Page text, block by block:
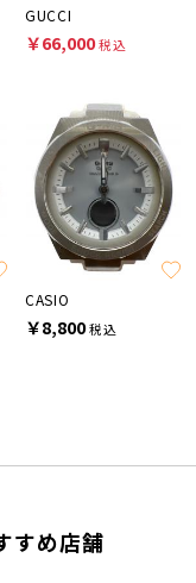
GUCCI
￥66,000税込
CASIO
￥8,800税込
すめ店舗